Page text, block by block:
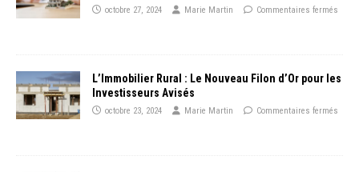
octobre 27, 2024 Marie Martin Commentaires fermés
L’Immobilier Rural : Le Nouveau Filon d’Or pour les
Investisseurs Avisés
octobre 23, 2024 Marie Martin Commentaires fermés